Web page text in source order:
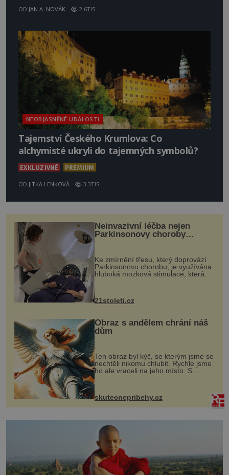
OD JAN A. NOVÁK 2.6TIS
NEOBJASNĚNÉ UDÁLOSTI
Tajemství Českého Krumlova: Co
alchymisté ukryli do tajemných symbolů?
EXKLUZIVNĚ PREMIUM
OD JITKA LENKOVÁ 3.3TIS
Neinvazivní léčba nejen
Parkinsonovy choroby
Ke zmírnění třesu, který doprovází
Parkinsonovu chorobu, je využívána
hluboká mozková stimulace, která
však vyžaduje vysoce invazivní
k dostatečně přesnému zacílení ...
21stoleti.cz
Obraz s andělem chrání náš
dům
Ten obraz byl kýč, se kterým jsme se
nechtěli nikomu chlubit. Rychle jsme
ho ale vraceli na jeho místo. S
manželem Vaškem jsme si pořídili
chaloupku, takový domek na severu
Čech, kde jsme si naplánova...
skutecnepribehy.cz